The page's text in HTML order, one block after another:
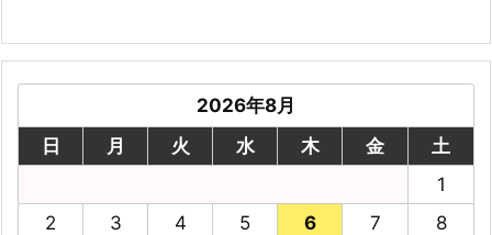
2026年8月
日
月 火 水 木 金
土
1
2
3 4 5 6 7
8